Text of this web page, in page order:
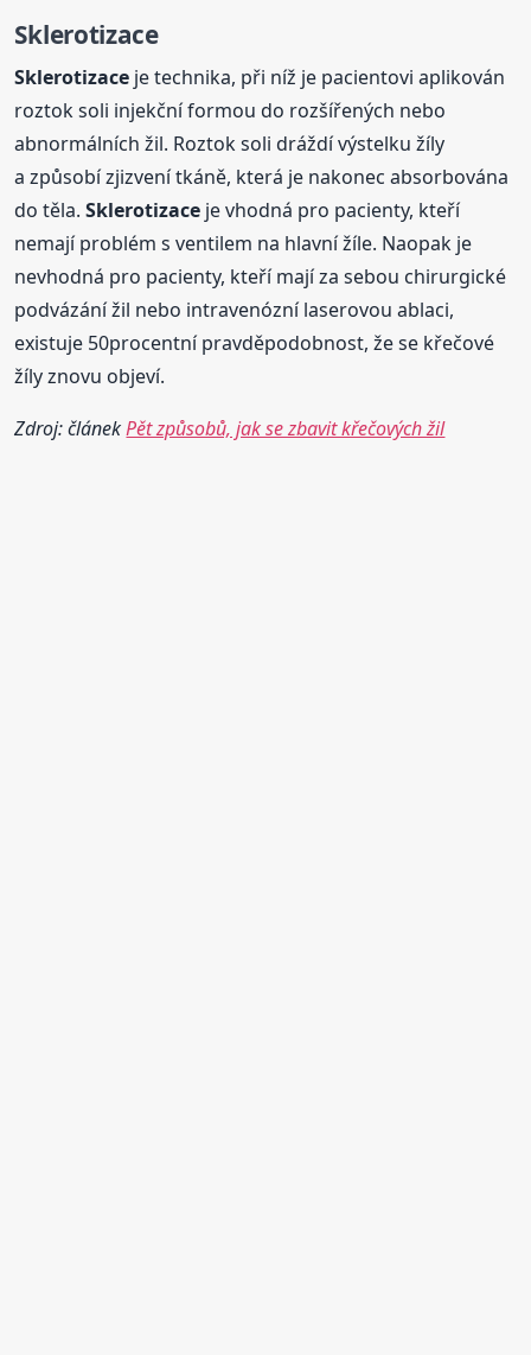
Sklerotizace
Sklerotizace je technika, při níž je pacientovi aplikován
roztok soli injekční formou do rozšířených nebo
abnormálních žil. Roztok soli dráždí výstelku žíly
a způsobí zjizvení tkáně, která je nakonec absorbována
do těla.Sklerotizace je vhodná pro pacienty, kteří
nemají problém s ventilem na hlavní žíle. Naopak je
nevhodná pro pacienty, kteří mají za sebou chirurgické
podvázání žil nebo intravenózní laserovou ablaci,
existuje 50procentní pravděpodobnost, že se křečové
žíly znovu objeví.
Zdroj: článekPět způsobů, jak se zbavit křečových žil